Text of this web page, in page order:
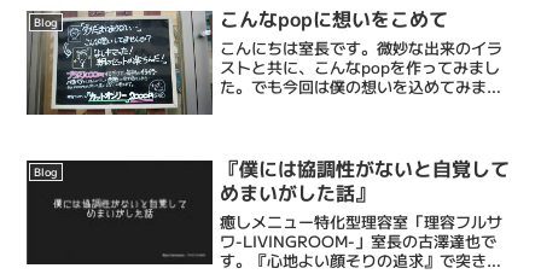
ましたが今回はほんと皆さんに知ってほ
しい。使ってみてほしい。...
Blog こんなpopに想いをこめて
こんにちは室長です。微妙な出来のイラ
ストと共に、こんなpopを作ってみまし
た。でも今回は僕の想いを込めてみまし
どうでもよくなっ...
Blog
『僕には協調性がないと自覚して
めまいがした話』
癒しメニュー特化型理容室「理容フルサ
ワ-LIVINGROOM-」室長の古澤達也で
す。『心地よい顔そりの追求』で突き抜